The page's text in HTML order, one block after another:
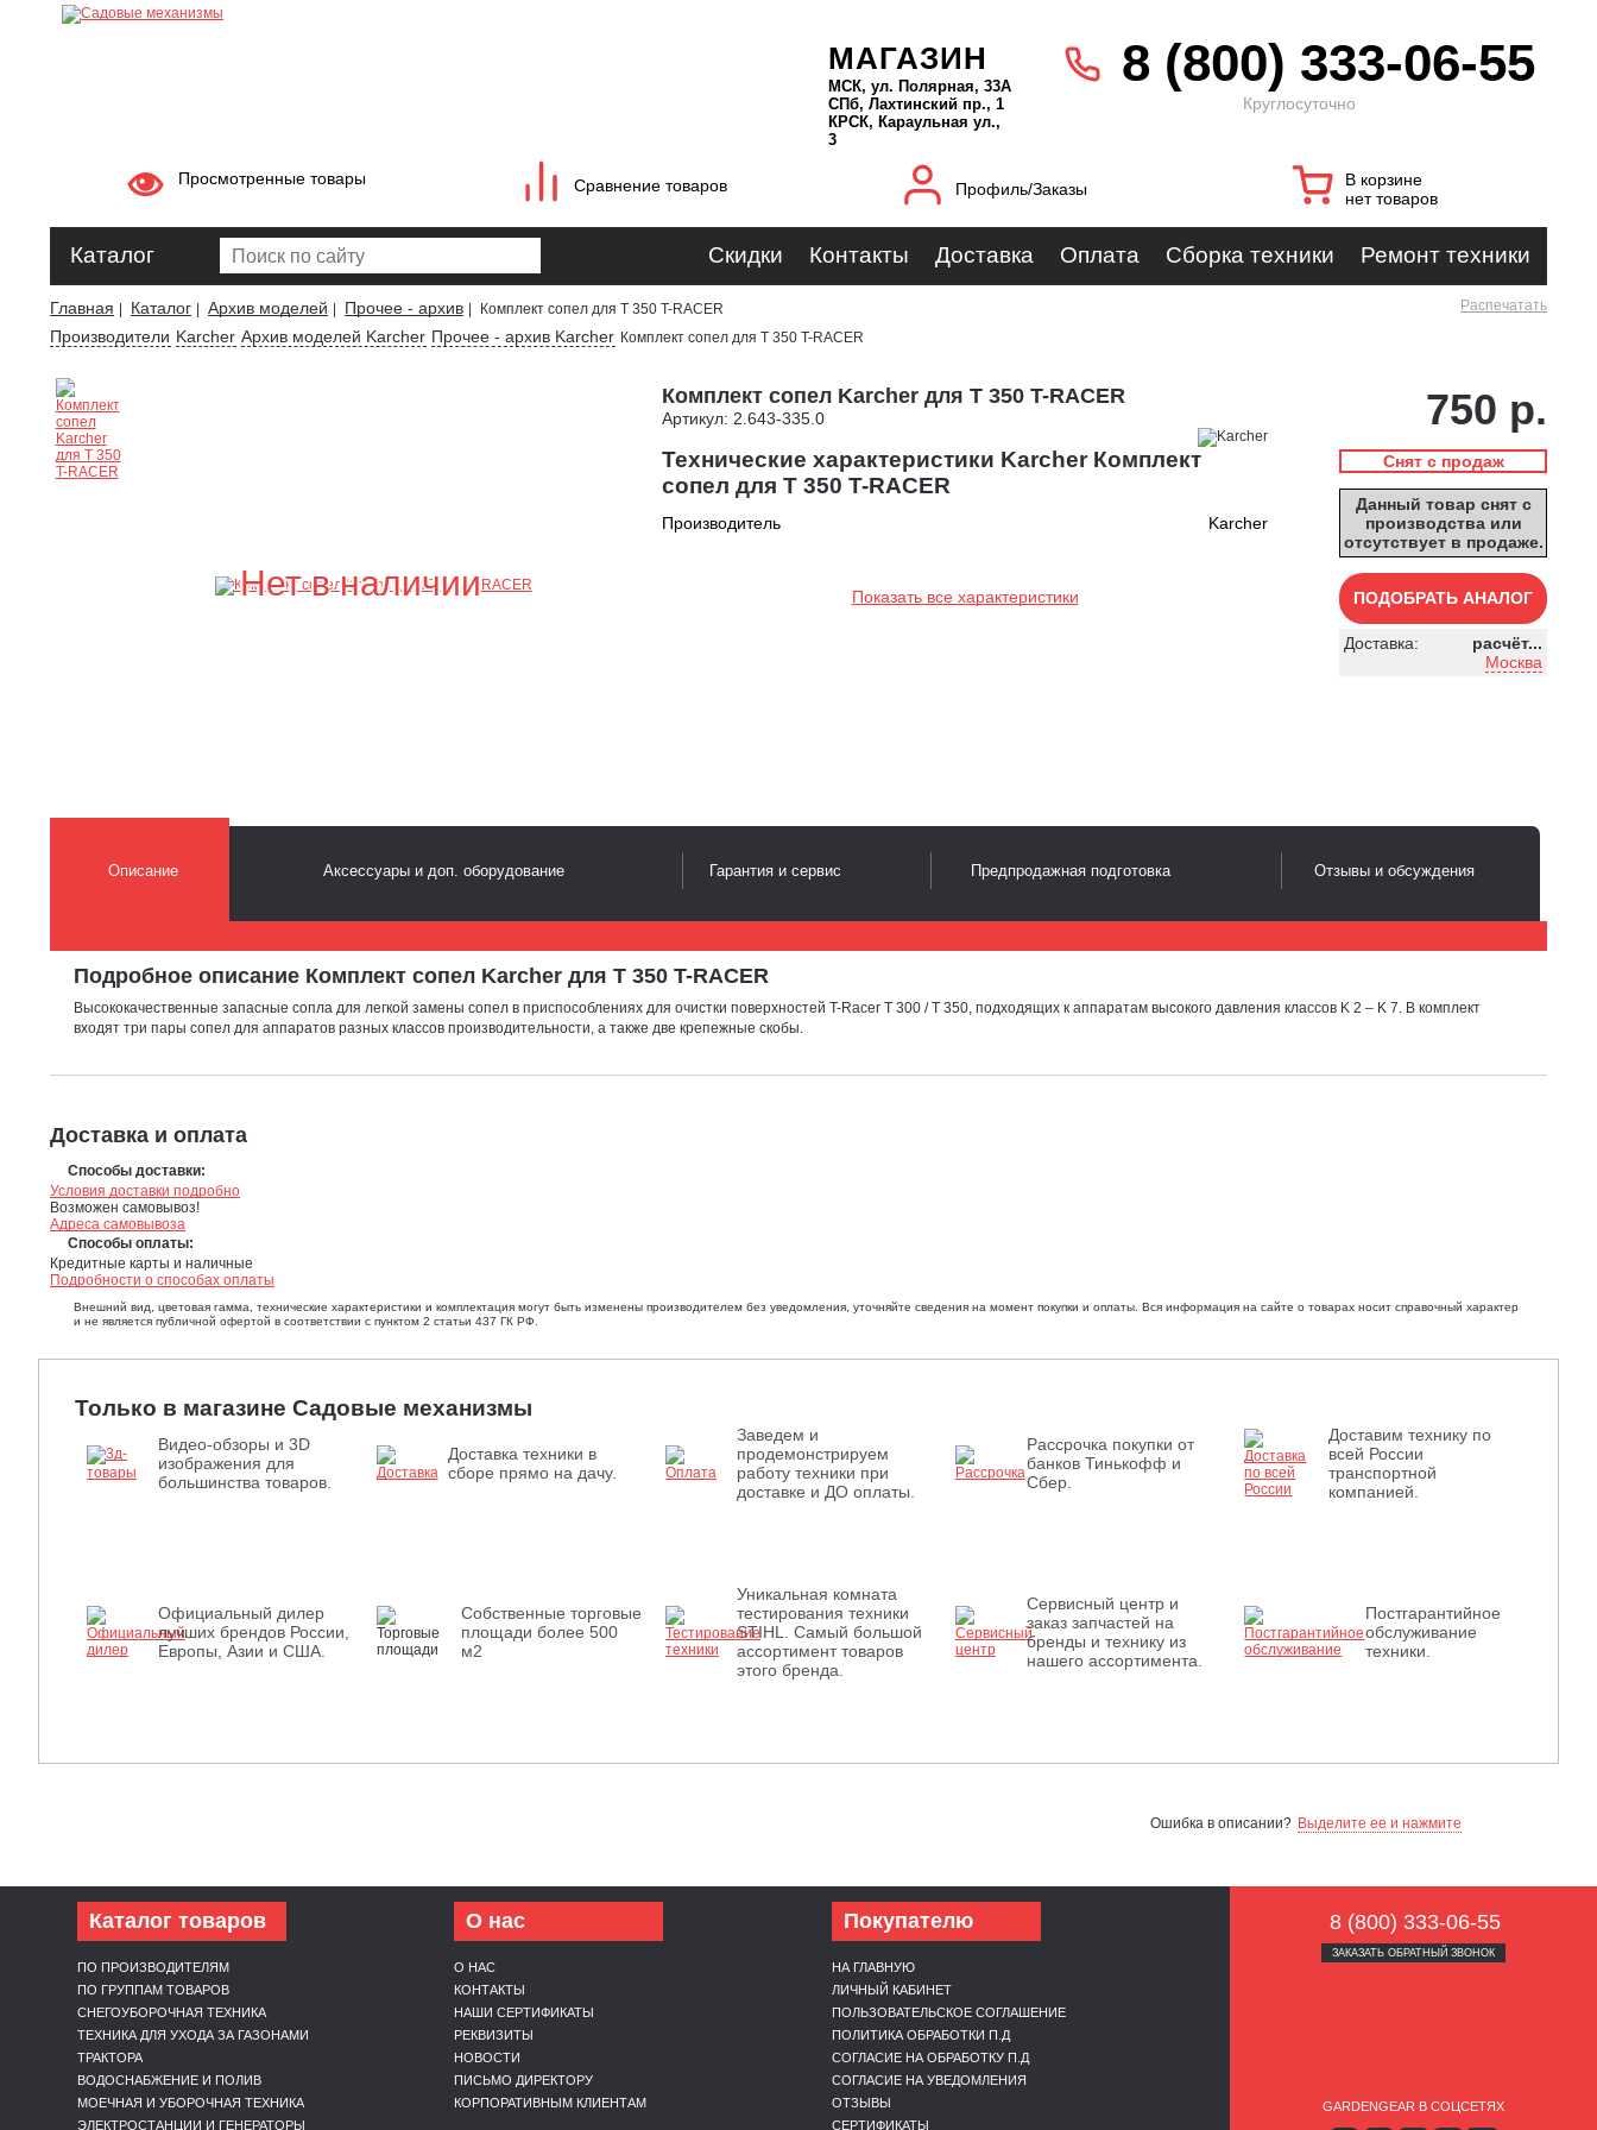
МАГАЗИН
МСК, ул. Полярная, 33А
СПб, Лахтинский пр., 1
КРСК, Караульная ул.,
3
8 (800) 333-06-55
Круглосуточно
Просмотренные товары Сравнение товаров Профиль/Заказы
В корзине
нет товаров
Каталог Скидки Контакты Доставка Оплата Сборка техники Ремонт техники
Главная Каталог Архив моделей Прочее - архив Комплект сопел для T 350 T-RACER Распечатать
Производители Karcher Архив моделей Karcher Прочее - архив Karcher Комплект сопел для T 350 T-RACER
Нет в наличии
Комплект сопел Karcher для T 350 T-RACER
Артикул: 2.643-335.0
Технические характеристики Karcher Комплект
сопел для T 350 T-RACER
Производитель Karcher
Показать все характеристики
750 р.
Снят с продаж
Данный товар снят с
производства или
отсутствует в продаже.
ПОДОБРАТЬ АНАЛОГ
Доставка:
расчёт...
Москва
Подробное описание Комплект сопел Karcher для T 350 T-RACER
Высококачественные запасные сопла для легкой замены сопел в приспособлениях для очистки поверхностей T-Racer T 300 / T 350, подходящих к аппаратам высокого давления классов K 2 – K 7. В комплект
входят три пары сопел для аппаратов разных классов производительности, а также две крепежные скобы.
Доставка и оплата
Способы доставки:
Условия доставки подробно
Возможен самовывоз!
Адреса самовывоза
Способы оплаты:
Кредитные карты и наличные
Подробности о способах оплаты
Описание Аксессуары и доп. оборудование Гарантия и сервис Предпродажная подготовка Отзывы и обсуждения
Внешний вид, цветовая гамма, технические характеристики и комплектация могут быть изменены производителем без уведомления, уточняйте сведения на момент покупки и оплаты. Вся информация на сайте о товарах носит справочный характер
и не является публичной офертой в соответствии с пунктом 2 статьи 437 ГК РФ.
Только в магазине Садовые механизмы
Видео-обзоры и 3D
изображения для
большинства товаров.
Доставка техники в
сборе прямо на дачу.
Заведем и
продемонстрируем
работу техники при
доставке и ДО оплаты.
Рассрочка покупки от
банков Тинькофф и
Сбер.
Доставим технику по
всей России
транспортной
компанией.
Официальный дилер
лучших брендов России,
Европы, Азии и США.
Собственные торговые
площади более 500
м2
Уникальная комната
тестирования техники
STIHL. Самый большой
ассортимент товаров
этого бренда.
Сервисный центр и
заказ запчастей на
бренды и технику из
нашего ассортимента.
Постгарантийное
обслуживание
техники.
Ошибка в описании? Выделите ее и нажмите
Каталог товаров
ПО ПРОИЗВОДИТЕЛЯМ
ПО ГРУППАМ ТОВАРОВ
СНЕГОУБОРОЧНАЯ ТЕХНИКА
ТЕХНИКА ДЛЯ УХОДА ЗА ГАЗОНАМИ
ТРАКТОРА
ВОДОСНАБЖЕНИЕ И ПОЛИВ
МОЕЧНАЯ И УБОРОЧНАЯ ТЕХНИКА
ЭЛЕКТРОСТАНЦИИ И ГЕНЕРАТОРЫ
О нас
О НАС
КОНТАКТЫ
НАШИ СЕРТИФИКАТЫ
РЕКВИЗИТЫ
НОВОСТИ
ПИСЬМО ДИРЕКТОРУ
КОРПОРАТИВНЫМ КЛИЕНТАМ
Покупателю
НА ГЛАВНУЮ
ЛИЧНЫЙ КАБИНЕТ
ПОЛЬЗОВАТЕЛЬСКОЕ СОГЛАШЕНИЕ
ПОЛИТИКА ОБРАБОТКИ П.Д
СОГЛАСИЕ НА ОБРАБОТКУ П.Д
СОГЛАСИЕ НА УВЕДОМЛЕНИЯ
ОТЗЫВЫ
СЕРТИФИКАТЫ
8 (800) 333-06-55
ЗАКАЗАТЬ ОБРАТНЫЙ ЗВОНОК
GARDENGEAR В СОЦСЕТЯХ